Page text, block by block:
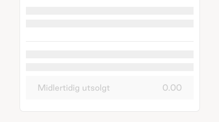
Midlertidig utsolgt 0.00